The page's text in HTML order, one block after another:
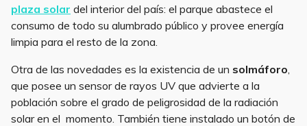
plaza solar del interior del país: el parque abastece el
consumo de todo su alumbrado público y provee energía
limpia para el resto de la zona.
Otra de las novedades es la existencia de un solmáforo
que posee un sensor de rayos UV que advierte a la
población sobre el grado de peligrosidad de la radiación
solar en el momento. También tiene instalado un botón de